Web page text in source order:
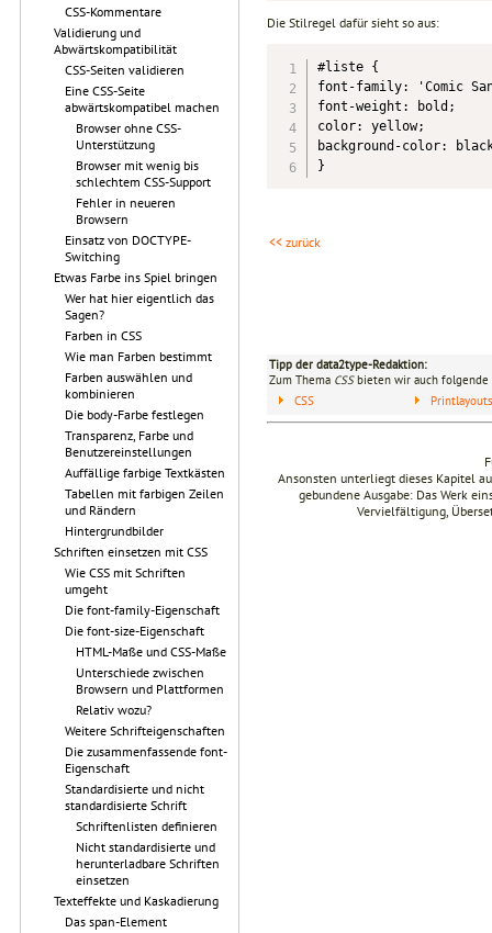
CSS-Kommentare
Validierung und
Abwärtskompatibilität
CSS-Seiten validieren
Eine CSS-Seite
abwärtskompatibel machen
Browser ohne CSS-
Unterstützung
Browser mit wenig bis
schlechtem CSS-Support
Fehler in neueren
Browsern
Einsatz von DOCTYPE-
Switching
Etwas Farbe ins Spiel bringen
Wer hat hier eigentlich das
Sagen?
Farben in CSS
Wie man Farben bestimmt
Farben auswählen und
kombinieren
Die body-Farbe festlegen
Transparenz, Farbe und
Benutzereinstellungen
Auffällige farbige Textkästen
Tabellen mit farbigen Zeilen
und Rändern
Hintergrundbilder
Schriften einsetzen mit CSS
Wie CSS mit Schriften
umgeht
Die font-family-Eigenschaft
Die font-size-Eigenschaft
HTML-Maße und CSS-Maße
Unterschiede zwischen
Browsern und Plattformen
Relativ wozu?
Weitere Schrifteigenschaften
Die zusammenfassende font-
Eigenschaft
Standardisierte und nicht
standardisierte Schrift
Schriftenlisten definieren
Nicht standardisierte und
herunterladbare Schriften
einsetzen
Texteffekte und Kaskadierung
Das span-Element
Die Stilregel dafür sieht so aus:
#liste {
font-family: 'Comic
font-weight: bold;
color: yellow;
background-color:
}
<< zurück
Tipp der data2type-Redaktion:
Zum Thema CSSbieten wir auch folgende
CSS
Ansonsten unterliegt dieses Kapitel
gebundene Ausgabe: Das Werk
Vervielfältigung,